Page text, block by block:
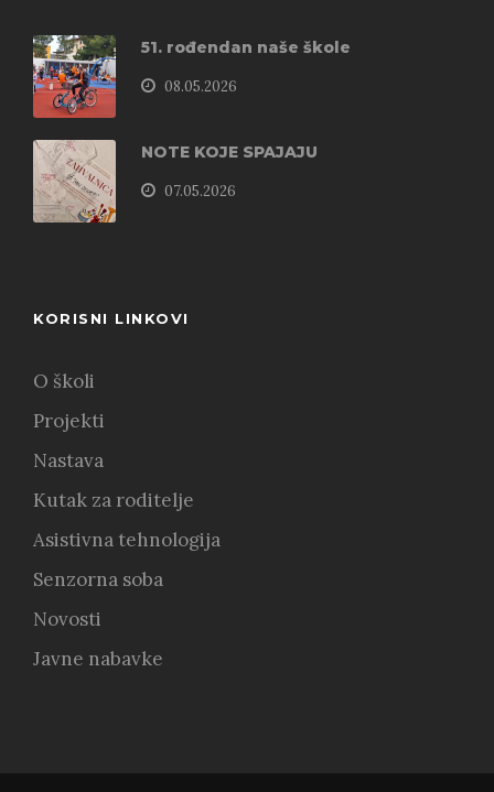
51. rođendan naše škole
08.05.2026
NOTE KOJE SPAJAJU
07.05.2026
KORISNI LINKOVI
O školi
Projekti
Nastava
Kutak za roditelje
Asistivna tehnologija
Senzorna soba
Novosti
Javne nabavke